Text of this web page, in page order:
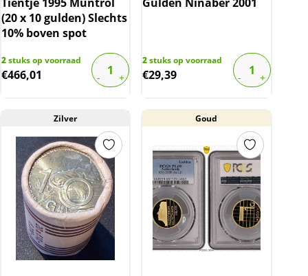
(20 x 10 gulden) Slechts
10% boven spot
2stuks op voorraad
€466,01
2stuks op voorraad
€29,39
Zilver Goud